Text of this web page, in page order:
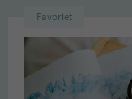
Favoriet